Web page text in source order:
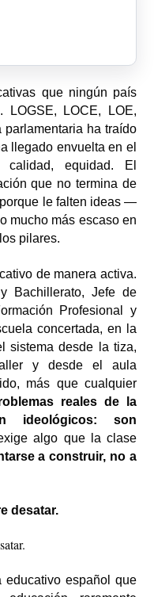
que ningún país
LOGSE, LOCE, LOE,
ha traído
llegado envuelta en el
calidad, equidad. El
que no termina de
le falten ideas —
mucho más escaso en
pilares.
de manera activa.
Bachillerato, Jefe de
Profesional y
concertada, en la
sistema desde la tiza,
y desde el aula
más que cualquier
reales de la
ideológicos: son
algo que la clase
a construir, no a
desatar.
educativo español que